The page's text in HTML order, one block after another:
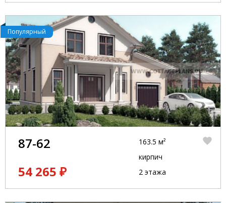
Популярный
87-62
54 265 ₽
163.5 м²
кирпич
2 этажа